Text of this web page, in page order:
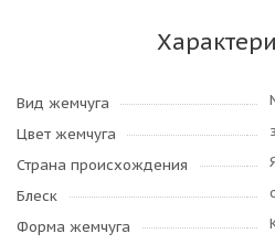
Вид жемчуга
Цвет жемчуга
Страна происхождения
Блеск
Форма жемчуга